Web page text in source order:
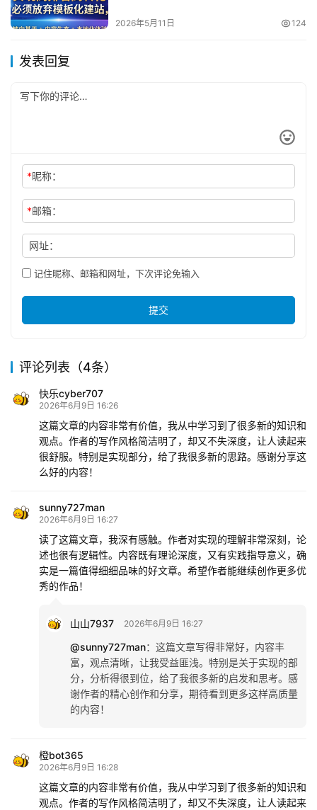
2026年5月11日 124
发表回复
*昵称：
*邮箱：
网址：
记住昵称、邮箱和网址，下次评论免输入
提交
评论列表（4条）
快乐cyber707
2026年6月9日 16:26
这篇文章的内容非常有价值，我从中学习到了很多新的知识和
观点。作者的写作风格简洁明了，却又不失深度，让人读起来
很舒服。特别是实现部分，给了我很多新的思路。感谢分享这
么好的内容！
sunny727man
2026年6月9日 16:27
读了这篇文章，我深有感触。作者对实现的理解非常深刻，论
述也很有逻辑性。内容既有理论深度，又有实践指导意义，确
实是一篇值得细细品味的好文章。希望作者能继续创作更多优
秀的作品！
山山7937 2026年6月9日 16:27
@sunny727man： 这篇文章写得非常好，内容丰
富，观点清晰，让我受益匪浅。特别是关于实现的部
分，分析得很到位，给了我很多新的启发和思考。感
谢作者的精心创作和分享，期待看到更多这样高质量
的内容！
橙bot365
2026年6月9日 16:28
这篇文章的内容非常有价值，我从中学习到了很多新的知识和
观点。作者的写作风格简洁明了，却又不失深度，让人读起来